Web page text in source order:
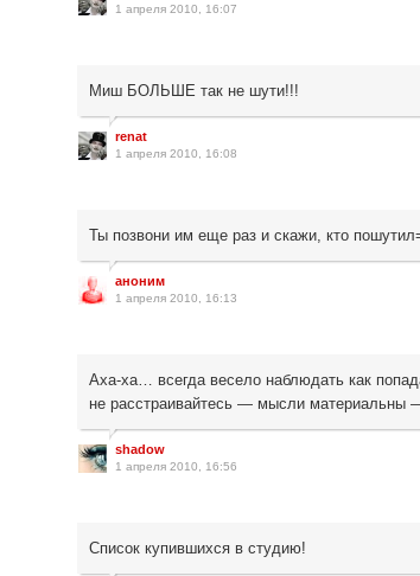
1 апреля 2010, 16:07
Миш БОЛЬШЕ так не шути!!!
renat
1 апреля 2010, 16:08
Ты позвони им еще раз и скажи, кто
аноним
1 апреля 2010, 16:13
Аха-ха… всегда весело наблюдать как
не расстраивайтесь — мысли материальны
shadow
1 апреля 2010, 16:56
Список купившихся в студию!